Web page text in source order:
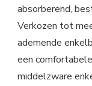
absorberend,
Verkozen tot
ademende
een
middelzware